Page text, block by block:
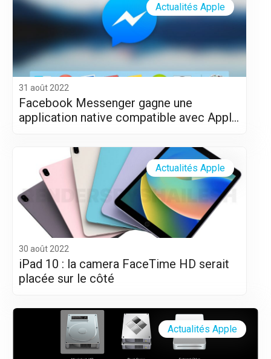
31 août 2022
Facebook Messenger gagne une
application native compatible avec Apple
Actualités Apple
30 août 2022
iPad 10 : la camera FaceTime HD serait
placée sur le côté
Actualités Apple
Actualités Apple